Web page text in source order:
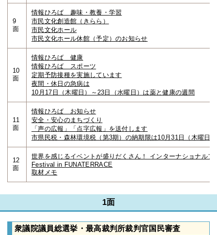
9
面
情報ひろば 趣味・教養・学習
市民文化創造館（きらら）
市民文化ホール
市民文化ホール休館（予定）のお知らせ
10
面
情報ひろば 健康
情報ひろば スポーツ
定期予防接種を実施しています
夜間・休日の急病は
10月17日（木曜日）～23日（水曜日）は薬と健康の週間
11
面
情報ひろば お知らせ
安全・安心のまちづくり
「声の広報」「点字広報」を送付します
市県民税・森林環境税（第3期）の納期限は10月31日（木曜日
12
面
世界を感じるイベントが盛りだくさん！ インターナショナル
Festival in FUNATERRACE
取材メモ
1面
衆議院議員総選挙・最高裁判所裁判官国民審査